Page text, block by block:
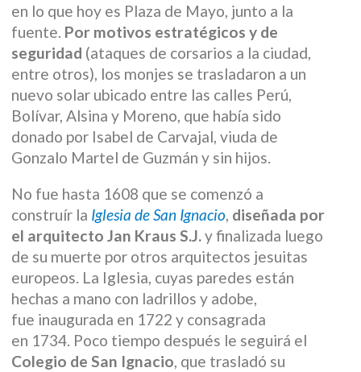
en lo que hoy es Plaza de Mayo, junto a la
fuente. Por motivos estratégicos y de
seguridad (ataques de corsarios a la ciudad,
entre otros), los monjes se trasladaron a un
nuevo solar ubicado entre las calles Perú,
Bolívar, Alsina y Moreno, que había sido
donado por Isabel de Carvajal, viuda de
Gonzalo Martel de Guzmán y sin hijos.
No fue hasta 1608 que se comenzó a
construír la Iglesia de San Ignacio, diseñada por
el arquitecto Jan Kraus S.J.y finalizada luego
de su muerte por otros arquitectos jesuitas
europeos. La Iglesia, cuyas paredes están
hechas a mano con ladrillos y adobe,
fue inaugurada en 1722 y consagrada
en 1734. Poco tiempo después le seguirá el
Colegio de San Ignacio, que trasladó su